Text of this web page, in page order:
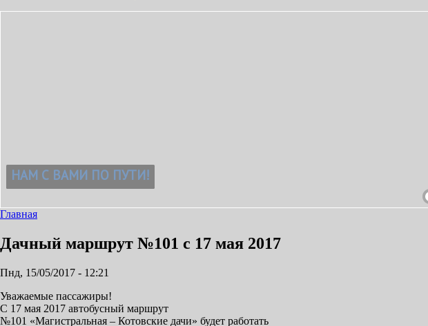
Главная
Дачный маршрут №101 с 17 мая 2017
Пнд, 15/05/2017 - 12:21
Уважаемые пассажиры!
С 17 мая 2017 автобусный маршрут
№101 «Магистральная – Котовские дачи» будет работать